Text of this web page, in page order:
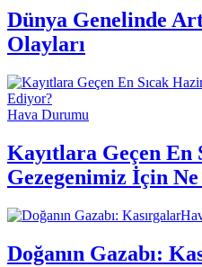
Dünya Genelinde
Olayları
Hava Durumu
Kayıtlara Geçen En
Gezegenimiz İçin
Doğanın Gazabı: